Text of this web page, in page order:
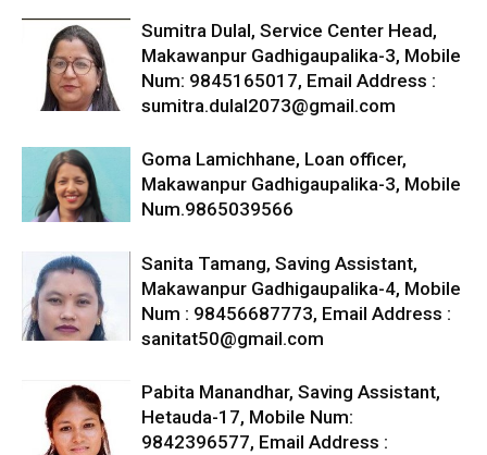
Sumitra Dulal, Service Center Head,
Makawanpur Gadhigaupalika-3, Mobile
Num: 9845165017, Email Address :
sumitra.dulal2073@gmail.com
Goma Lamichhane, Loan officer,
Makawanpur Gadhigaupalika-3, Mobile
Num.9865039566
Sanita Tamang, Saving Assistant,
Makawanpur Gadhigaupalika-4, Mobile
Num : 98456687773, Email Address :
sanitat50@gmail.com
Pabita Manandhar, Saving Assistant,
Hetauda-17, Mobile Num:
9842396577, Email Address :